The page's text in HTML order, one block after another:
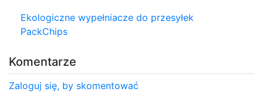
Ekologiczne wypełniacze do przesyłek
PackChips
Komentarze
Zaloguj się, by skomentować